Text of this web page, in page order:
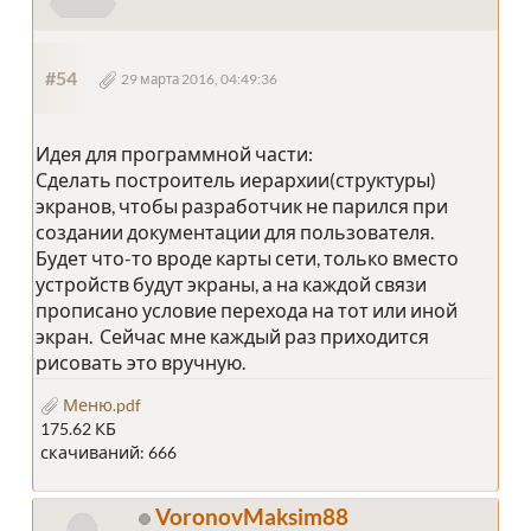
#54 29 марта 2016, 04:49:36
Идея для программной части:
Сделать построитель иерархии(структуры)
экранов, чтобы разработчик не парился при
создании документации для пользователя.
Будет что-то вроде карты сети, только вместо
устройств будут экраны, а на каждой связи
прописано условие перехода на тот или иной
экран. Сейчас мне каждый раз приходится
рисовать это вручную.
Меню.pdf
175.62 КБ
скачиваний: 666
VoronovMaksim88